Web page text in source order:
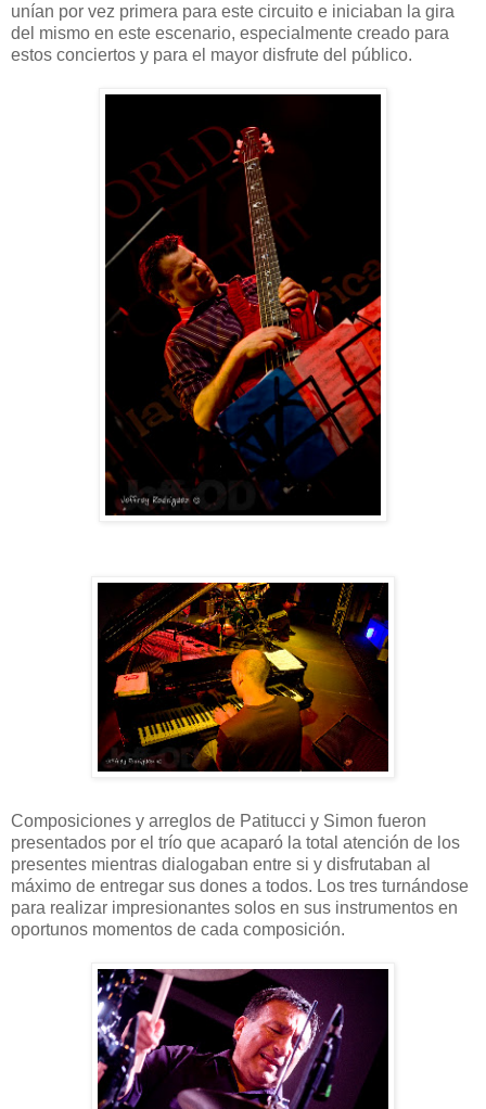
unían por vez primera para este circuito e iniciaban la gira
del mismo en este escenario, especialmente creado para
estos conciertos y para el mayor disfrute del público.
Composiciones y arreglos de Patitucci y Simon fueron
presentados por el trío que acaparó la total atención de los
presentes mientras dialogaban entre si y disfrutaban al
máximo de entregar sus dones a todos. Los tres turnándose
para realizar impresionantes solos en sus instrumentos en
oportunos momentos de cada composición.